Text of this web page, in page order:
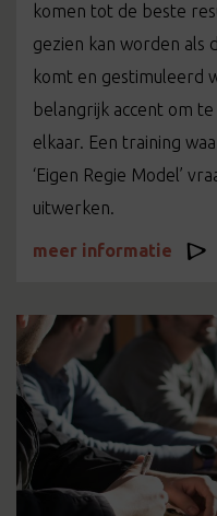
komen tot de beste
gezien kan worden als
komt en gestimuleerd
belangrijk accent om
elkaar. Een training
‘Eigen Regie Model’
uitwerken.
meer informatie